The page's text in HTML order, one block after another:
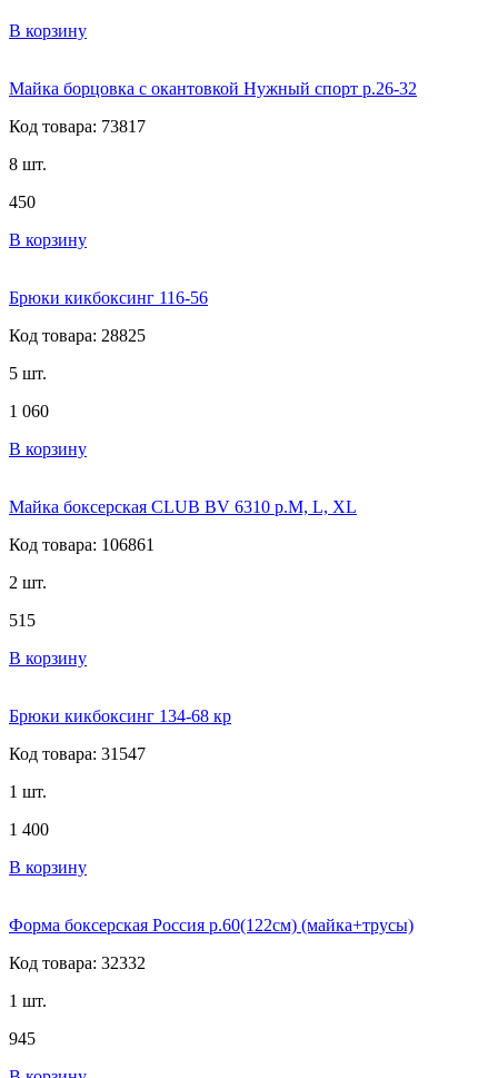
В корзину
Майка борцовка с окантовкой Нужный спорт р.26-32
Код товара: 73817
8 шт.
450
В корзину
Брюки кикбоксинг 116-56
Код товара: 28825
5 шт.
1 060
В корзину
Майка боксерская CLUB BV 6310 р.M, L, XL
Код товара: 106861
2 шт.
515
В корзину
Брюки кикбоксинг 134-68 кр
Код товара: 31547
1 шт.
1 400
В корзину
Форма боксерская Россия р.60(122см) (майка+трусы)
Код товара: 32332
1 шт.
945